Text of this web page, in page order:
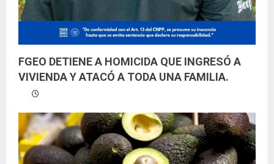
FGEO DETIENE A HOMICIDA QUE INGRESÓ A
VIVIENDA Y ATACÓ A TODA UNA FAMILIA.